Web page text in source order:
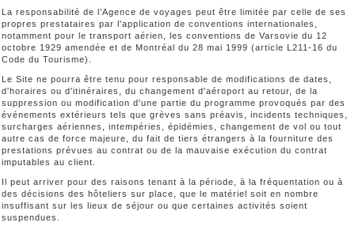
La responsabilité de l’Agence de voyages peut être limitée par celle de ses
propres prestataires par l'application de conventions internationales,
notamment pour le transport aérien, les conventions de Varsovie du 12
octobre 1929 amendée et de Montréal du 28 mai 1999 (article L211-16 du
Code du Tourisme).
Le Site ne pourra être tenu pour responsable de modifications de dates,
d'horaires ou d'itinéraires, du changement d'aéroport au retour, de la
suppression ou modification d'une partie du programme provoqués par des
événements extérieurs tels que grèves sans préavis, incidents techniques,
surcharges aériennes, intempéries, épidémies, changement de vol ou tout
autre cas de force majeure, du fait de tiers étrangers à la fourniture des
prestations prévues au contrat ou de la mauvaise exécution du contrat
imputables au client.
Il peut arriver pour des raisons tenant à la période, à la fréquentation ou à
des décisions des hôteliers sur place, que le matériel soit en nombre
insuffisant sur les lieux de séjour ou que certaines activités soient
suspendues.